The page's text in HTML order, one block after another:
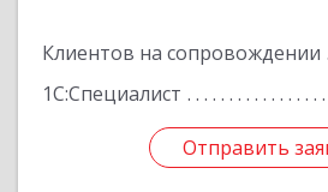
Клиентов на сопровождении
1С:Специалист
Отправить
Отправить